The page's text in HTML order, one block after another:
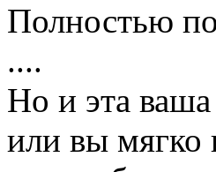
Полностью
....
Но и эта ваша
или вы мягко